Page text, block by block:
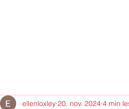
ellenloxley 20. nov. 2024 4 min